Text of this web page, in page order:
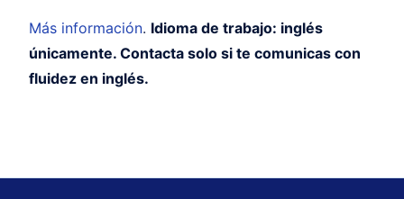
Más información. Idioma de trabajo: inglés
únicamente. Contacta solo si te comunicas con
fluidez en inglés.